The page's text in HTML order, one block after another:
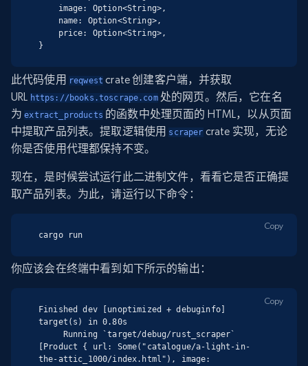
}
此代码使用 reqwest crate 创建客户端，并获取
URL
https://books.toscrape.com处的网页。然后，它在名
为extract_products 的函数中处理页面的 HTML，以从页面
中提取产品列表。提取逻辑使用 scraper crate 实现，无论
你是否使用代理都保持不变。
现在，是时候尝试运行此二进制文件，看看它是否正确提
取产品列表。为此，请运行以下命令：
cargo run
Copy
你应该会在终端中看到如下所示的输出：
Finished dev [unoptimized + debuginfo]
target(s) in 0.80s
[Product { url: Some("catalogue/a-light-in-
the-attic_1000/index.html"), image:
Copy